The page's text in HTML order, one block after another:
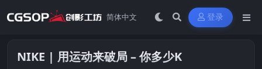
登录
NIKE | 用运动来破局 – 你多少K